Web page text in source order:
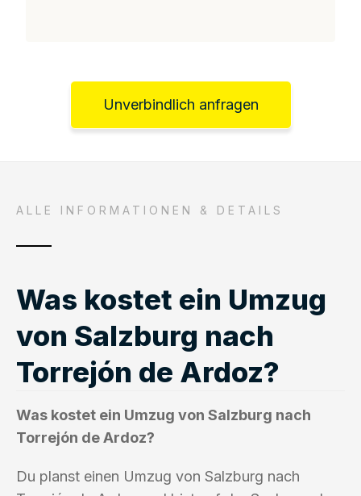
Unverbindlich anfragen
ALLE INFORMATIONEN & DETAILS
Was kostet ein Umzug
von Salzburg nach
Torrejón de Ardoz?
Was kostet ein Umzug von Salzburg nach
Torrejón de Ardoz?
Du planst einen Umzug von Salzburg nach